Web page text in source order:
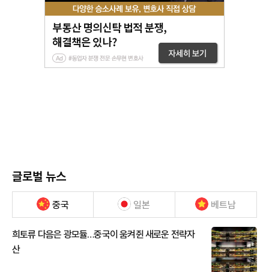
글로벌 뉴스
중국 일본 베트남
희토류 다음은 광모듈…중국이 움켜쥔 새로운 전략자
산